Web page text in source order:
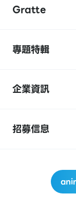
Gratte
專題特輯
企業資訊
招募信息